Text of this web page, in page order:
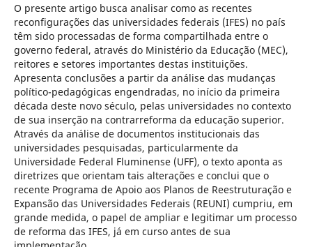
O presente artigo busca analisar como as recentes
reconfigurações das universidades federais (IFES) no país
têm sido processadas de forma compartilhada entre o
governo federal, através do Ministério da Educação (MEC),
reitores e setores importantes destas instituições.
Apresenta conclusões a partir da análise das mudanças
político-pedagógicas engendradas, no início da primeira
década deste novo século, pelas universidades no contexto
de sua inserção na contrarreforma da educação superior.
Através da análise de documentos institucionais das
universidades pesquisadas, particularmente da
Universidade Federal Fluminense (UFF), o texto aponta as
diretrizes que orientam tais alterações e conclui que o
recente Programa de Apoio aos Planos de Reestruturação e
Expansão das Universidades Federais (REUNI) cumpriu, em
grande medida, o papel de ampliar e legitimar um processo
de reforma das IFES, já em curso antes de sua